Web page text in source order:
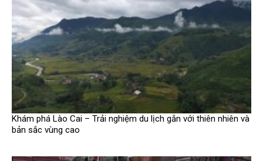
Khám phá Lào Cai – Trải nghiệm du lịch gắn với thiên nhiên và
bản sắc vùng cao